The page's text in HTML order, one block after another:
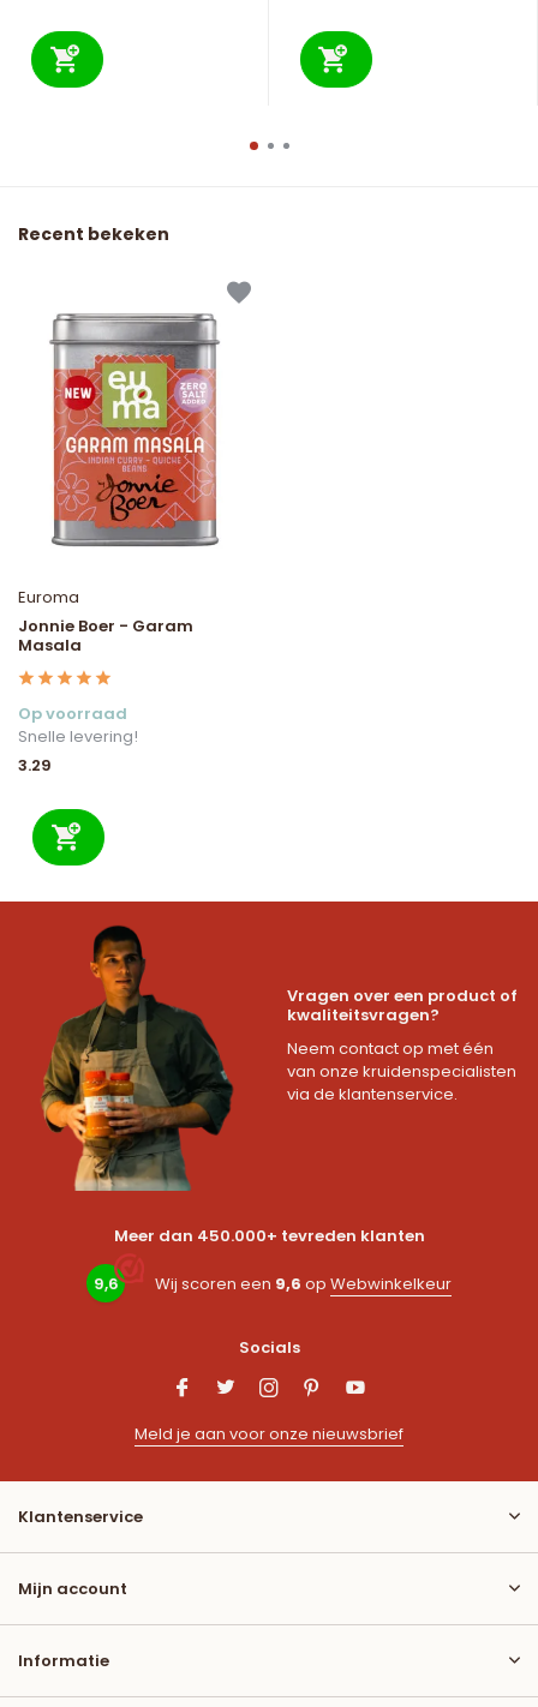
Recent bekeken
Euroma
Jonnie Boer - Garam
Masala
Op voorraad
Snelle levering!
3.29
Vragen over een product of
kwaliteitsvragen?
Neem contact op met één
van onze kruidenspecialisten
via de klantenservice.
Meer dan 450.000+ tevreden klanten
9,6 Wij scoren een 9,6 op Webwinkelkeur
Socials
Meld je aan voor onze nieuwsbrief
Klantenservice
Mijn account
Informatie